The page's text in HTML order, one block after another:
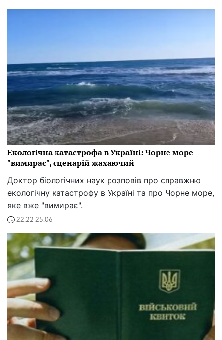
Екологічна катастрофа в Україні: Чорне море
"вимирає", сценарій жахаючий
Доктор біологічних наук розповів про справжню
екологічну катастрофу в Україні та про Чорне море,
яке вже "вимирає".
22:22 25.06